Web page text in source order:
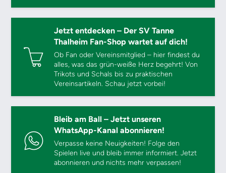
Jetzt entdecken – Der SV Tanne
Thalheim Fan-Shop wartet auf dich!
Ob Fan oder Vereinsmitglied – hier findest du
alles, was das grün-weiße Herz begehrt! Von
Trikots und Schals bis zu praktischen
Vereinsartikeln. Schau jetzt vorbei!
Bleib am Ball – Jetzt unseren
WhatsApp-Kanal abonnieren!
Verpasse keine Neuigkeiten! Folge den
Spielen live und bleib immer informiert. Jetzt
abonnieren und nichts mehr verpassen!